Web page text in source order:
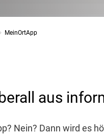
MeinOrtApp
aus
Nein? Dann wird es